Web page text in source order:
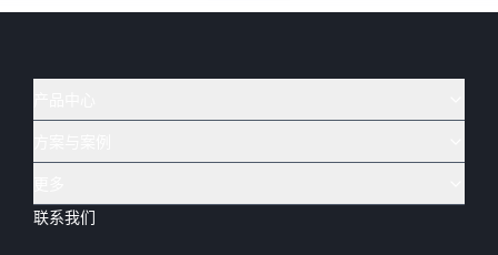
下载体验
联系我们